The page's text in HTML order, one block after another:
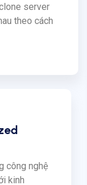
server
theo cách
công nghệ
kinh